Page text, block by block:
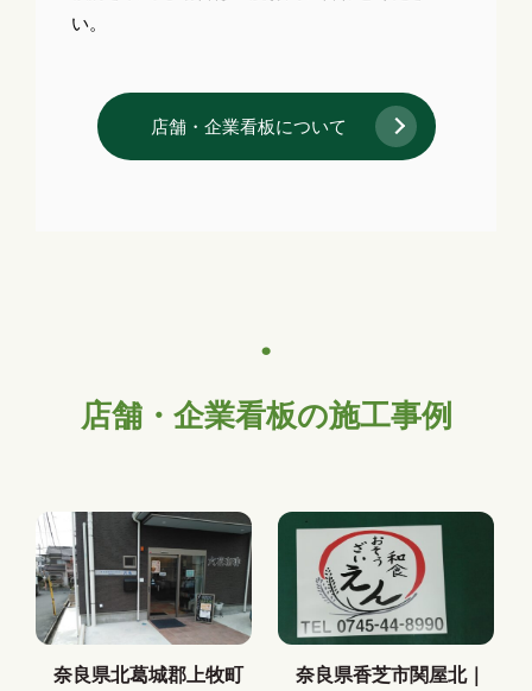
い。
店舗・企業看板について
店舗・企業看板の施工事例
奈良県北葛城郡上牧町
奈良県香芝市関屋北｜